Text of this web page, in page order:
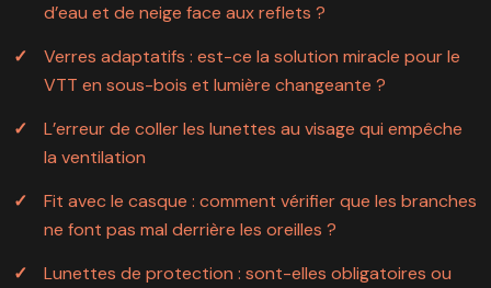
d’eau et de neige face aux reflets ?
Verres adaptatifs : est-ce la solution miracle pour le
VTT en sous-bois et lumière changeante ?
L’erreur de coller les lunettes au visage qui empêche
la ventilation
Fit avec le casque : comment vérifier que les branches
ne font pas mal derrière les oreilles ?
Lunettes de protection : sont-elles obligatoires ou